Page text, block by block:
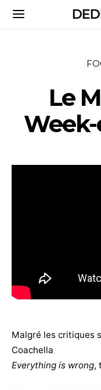
Le
Malgré les critiques
Coachella
Everything is wrong,